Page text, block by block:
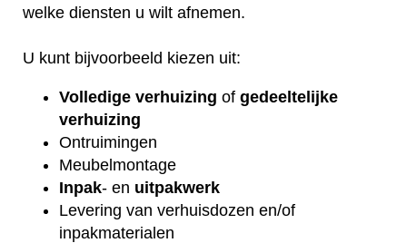
welke diensten u wilt afnemen.
U kunt bijvoorbeeld kiezen uit:
Volledige verhuizing of gedeeltelijke
verhuizing
Ontruimingen
Meubelmontage
Inpak- en uitpakwerk
Levering van verhuisdozen en/of
inpakmaterialen